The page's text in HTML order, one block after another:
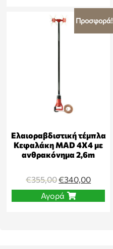
Προσφορά!
Ελαιοραβδιστική τέμπλα
Κεφαλάκη MAD 4Χ4 με
ανθρακόνημα 2,6m
€355,00€340,00
Αγορά